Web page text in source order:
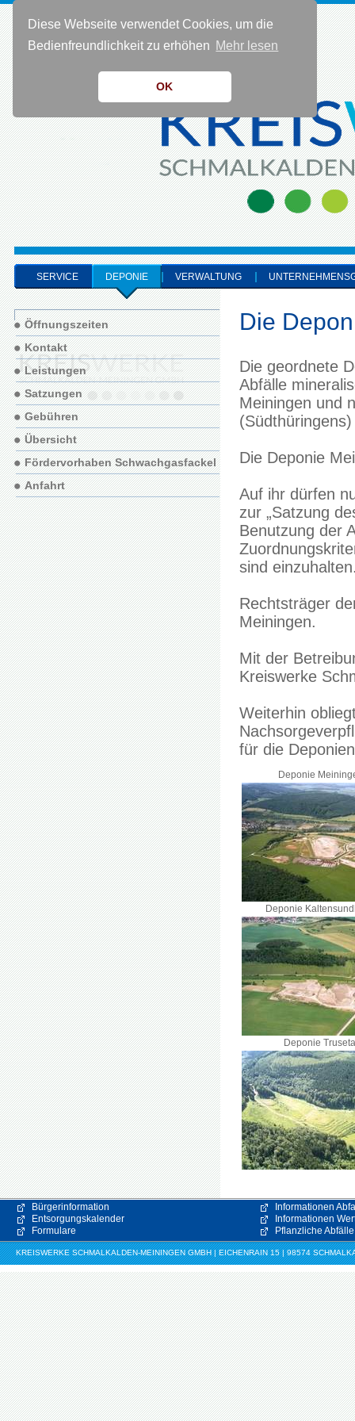
Diese Webseite verwendet Cookies, um die
Bedienfreundlichkeit zu erhöhen Mehr lesen
OK
KONTAKT 0 36 83 - 40 91 0
SERVICE DEPONIE VERWALTUNG
Die
Die geordnete
Abfälle
Meiningen und
Die Deponie
Auf ihr dürfen
zur „Satzung
Benutzung der
sind
Rechtsträger
Meiningen.
Mit der
Kreiswerke
Weiterhin
für die
Deponie
Deponie
Deponie
Öffnungszeiten
Kontakt
Leistungen
Satzungen
Gebühren
Übersicht
Fördervorhaben Schwachgasfackel
Anfahrt
Bürgerinformation
Entsorgungskalender
Formulare
Informationen
Informationen
Pflanzliche Abfälle
KREISWERKE SCHMALKALDEN-MEININGEN GMBH | EICHENRAIN 15 | 98574